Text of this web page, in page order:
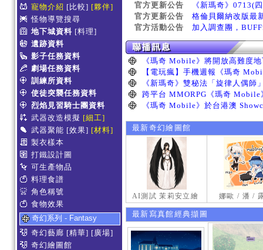
寵物介紹 [比較] [夥伴]
怪物導覽搜尋
地下城資料 [料理]
遺跡資料
影子任務資料
劇場任務資料
訓練所資料
使徒突襲任務資料
烈焰見習騎士團資料
武器改造模擬 [細工]
武器聚能 [效果] [材料]
製衣樣本
打鐵設計圖
可生產物品
料理食譜
角色稱號
食物效果
奇幻系列 - Fantasy
奇幻藝廊 [精華] [廣場]
奇幻繪圖館
官方更新公告
《新瑪奇》0713(
官方更新公告
格倫貝爾納改版最
官方活動公告
加入調查團，
最新奇幻繪圖館
AI測試 茉莉安立繪 娜歐 / 潘 /
最新寫真館經典擷圖